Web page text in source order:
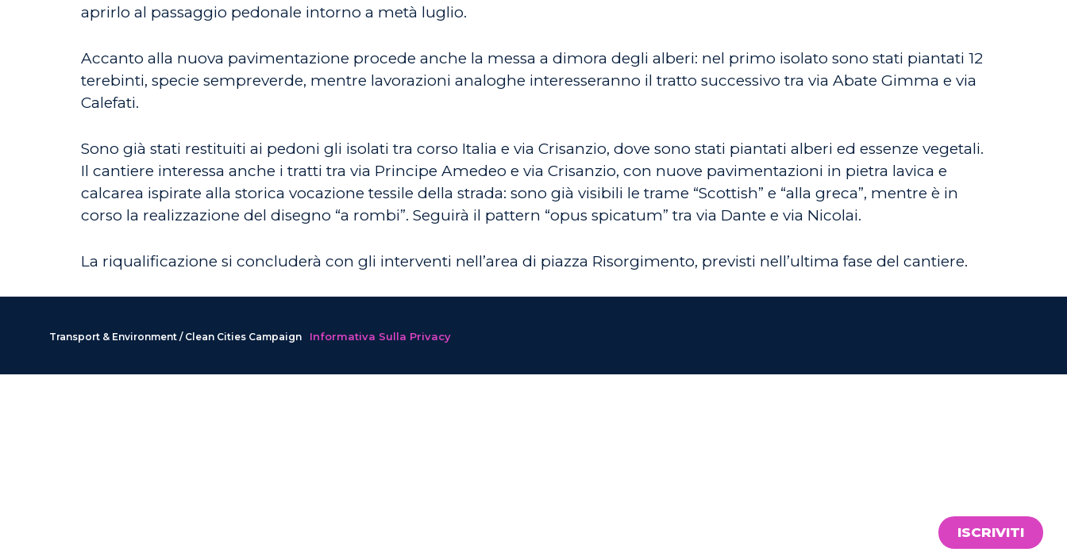
aprirlo al passaggio pedonale intorno a metà luglio.
Accanto alla nuova pavimentazione procede anche la messa a dimora degli alberi: nel primo isolato sono stati piantati 12
terebinti, specie sempreverde, mentre lavorazioni analoghe interesseranno il tratto successivo tra via Abate Gimma e via
Calefati.
Sono già stati restituiti ai pedoni gli isolati tra corso Italia e via Crisanzio, dove sono stati piantati alberi ed essenze vegetali.
Il cantiere interessa anche i tratti tra via Principe Amedeo e via Crisanzio, con nuove pavimentazioni in pietra lavica e
calcarea ispirate alla storica vocazione tessile della strada: sono già visibili le trame “Scottish” e “alla greca”, mentre è in
corso la realizzazione del disegno “a rombi”. Seguirà il pattern “opus spicatum” tra via Dante e via Nicolai.
La riqualificazione si concluderà con gli interventi nell’area di piazza Risorgimento, previsti nell’ultima fase del cantiere.
Transport & Environment / Clean Cities Campaign Informativa Sulla Privacy
ISCRIVITI